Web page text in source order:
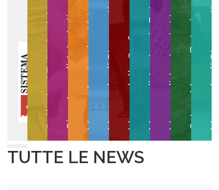
Collezioni EgittologicheGipsoteca di Arte AnticaMuseo Anatomico Veterinario Museo della GraficaMuseo di Anatomia PatologicaMuseo di Anatomia UmanaOrto e Museo BotanicoMuseo degli
TUTTE LE NEWS